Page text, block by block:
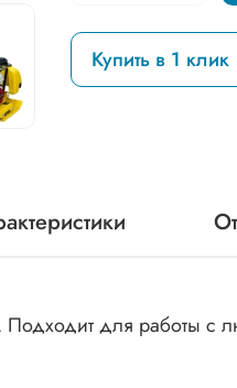
Купить в 1 клик
для работы с